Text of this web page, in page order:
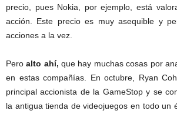
precio, pues Nokia, por ejemplo, está
acción. Este precio es muy asequible y
acciones a la vez.
Peroalto ahí, que hay muchas cosas por
en estas compañías. En octubre, Ryan
principal accionista de la GameStop y se
la antigua tienda de videojuegos en todo un